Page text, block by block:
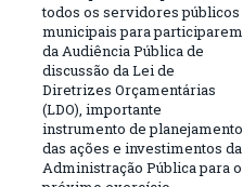
todos os servidores públicos
municipais para participarem
da Audiência Pública de
discussão da Lei de
Diretrizes Orçamentárias
(LDO), importante
instrumento de planejamento
das ações e investimentos da
Administração Pública para o